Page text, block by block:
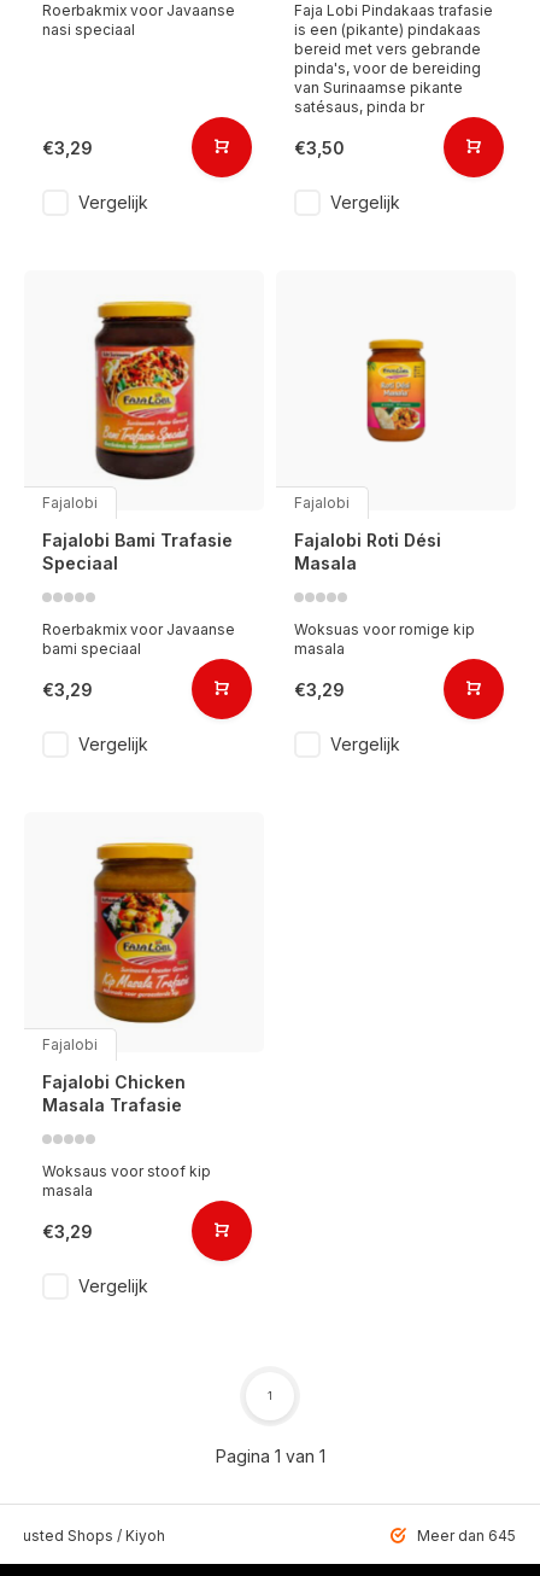
Roerbakmix voor Javaanse
nasi speciaal
€3,29
Vergelijk
Faja Lobi Pindakaas trafasie
is een (pikante) pindakaas
bereid met vers gebrande
pinda's, voor de bereiding
van Surinaamse pikante
satésaus, pinda br
€3,50
Vergelijk
Fajalobi
Fajalobi Bami Trafasie
Speciaal
Roerbakmix voor Javaanse
bami speciaal
€3,29
Vergelijk
Fajalobi
Fajalobi Roti Dési
Masala
Woksuas voor romige kip
masala
€3,29
Vergelijk
Fajalobi
Fajalobi Chicken
Masala Trafasie
Woksaus voor stoof kip
masala
€3,29
Vergelijk
Pagina 1 van 1
1
Shops / Kiyoh Meer dan 6459